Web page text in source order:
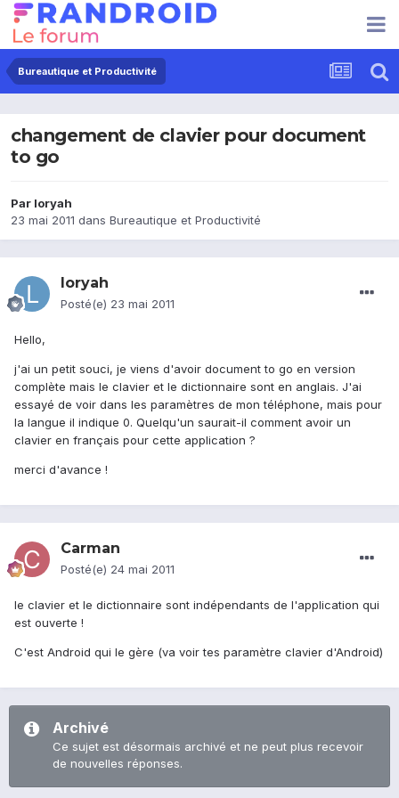
Bureautique et Productivité
changement de clavier pour document
to go
Par loryah
23 mai 2011 dans Bureautique et Productivité
loryah
Posté(e) 23 mai 2011
Hello,
j'ai un petit souci, je viens d'avoir document to go en version
complète mais le clavier et le dictionnaire sont en anglais. J'ai
essayé de voir dans les paramètres de mon téléphone, mais pour
la langue il indique 0. Quelqu'un saurait-il comment avoir un
clavier en français pour cette application ?
merci d'avance !
Carman
Posté(e) 24 mai 2011
le clavier et le dictionnaire sont indépendants de l'application qui
est ouverte !
C'est Android qui le gère (va voir tes paramètre clavier d'Android)
Archivé
Ce sujet est désormais archivé et ne peut plus recevoir
de nouvelles réponses.